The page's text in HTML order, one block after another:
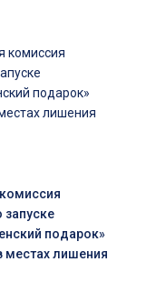
подарок»
местах лишения